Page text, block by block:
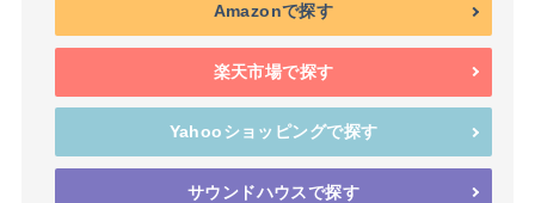
Amazonで探す
楽天市場で探す
Yahooショッピングで探す
サウンドハウスで探す